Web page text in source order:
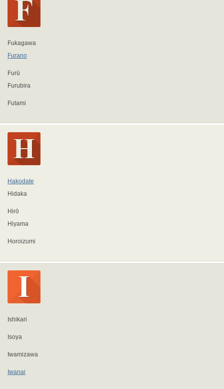
Fukagawa
Furano
Furū
Furubira
Futami
Hakodate
Hidaka
Hirō
Hiyama
Horoizumi
Ishikari
Isoya
Iwamizawa
Iwanai